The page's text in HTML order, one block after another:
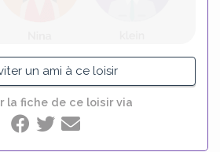
un ami à ce loisir
la fiche de ce loisir via